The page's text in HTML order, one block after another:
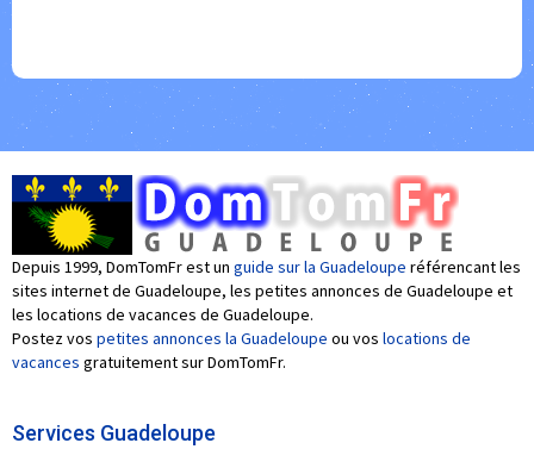
Depuis 1999, DomTomFr est un guide sur la Guadeloupe référencant les
sites internet de Guadeloupe, les petites annonces de Guadeloupe et
les locations de vacances de Guadeloupe.
Postez vos petites annonces la Guadeloupe ou vos locations de
vacances gratuitement sur DomTomFr.
Services Guadeloupe